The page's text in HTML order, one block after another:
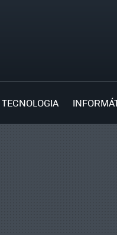
TECNOLOGIA